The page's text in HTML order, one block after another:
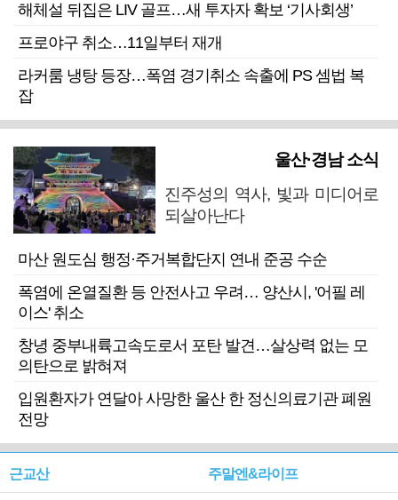
해체설 뒤집은 LIV 골프…새 투자자 확보 ‘기사회생’
프로야구 취소…11일부터 재개
라커룸 냉탕 등장…폭염 경기취소 속출에 PS 셈법 복
잡
울산·경남 소식
진주성의 역사, 빛과 미디어로
되살아난다
마산 원도심 행정·주거복합단지 연내 준공 수순
폭염에 온열질환 등 안전사고 우려… 양산시, '어필 레
이스' 취소
창녕 중부내륙고속도로서 포탄 발견…살상력 없는 모
의탄으로 밝혀져
입원환자가 연달아 사망한 울산 한 정신의료기관 폐원
전망
근교산 주말엔&라이프